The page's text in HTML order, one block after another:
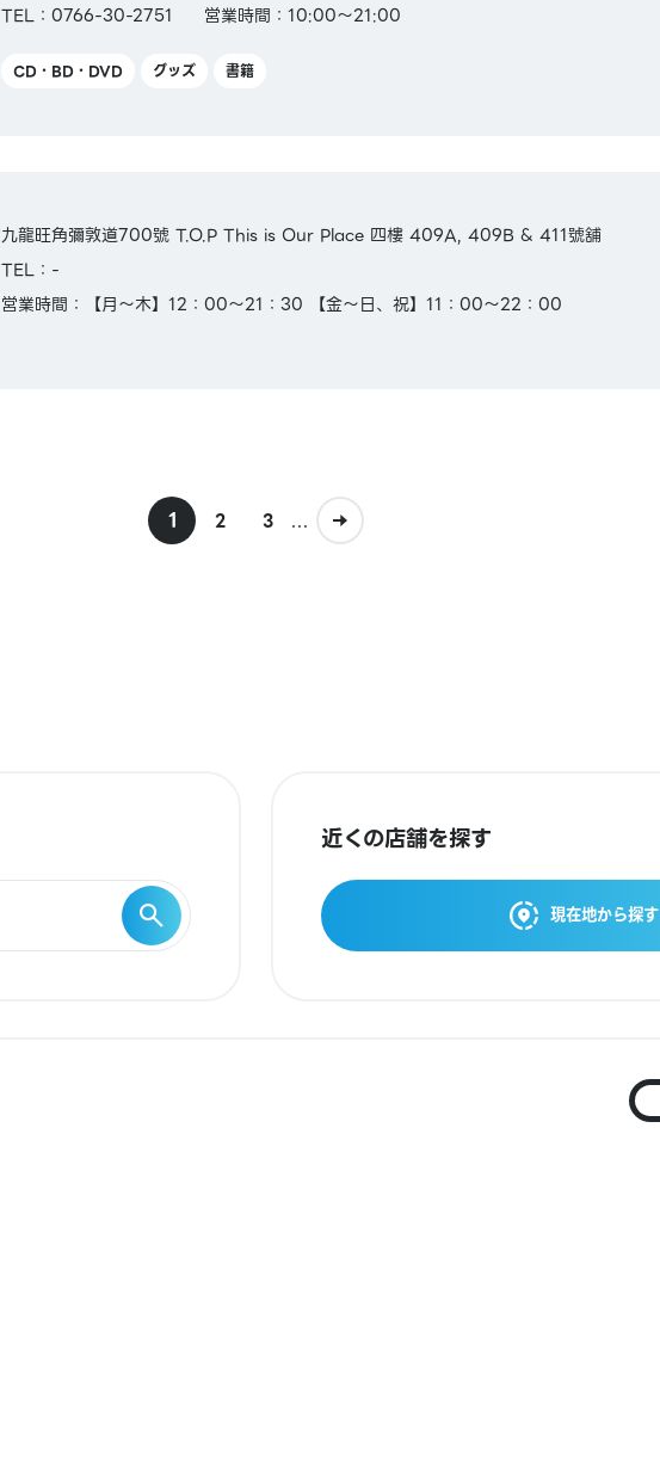
TEL：0766-30-2751
営業時間：10:00～21:00
CD・BD・DVD グッズ 書籍
九龍旺角彌敦道700號 T.O.P This is Our Place 四樓 409A, 409B & 411號舖
TEL：-
営業時間：【月～木】12：00～21：30 【金～日、祝】11：00～22：00
1 2 3 ...
近くの店舗を探す
現在地から探す